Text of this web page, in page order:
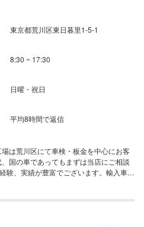
東京都荒川区東日暮里1-5-1
8:30 ~ 17:30
日曜・祝日
平均8時間で返信
は荒川区にて車検・板金を中心にお客
国の車であってもまずは当店にご相談
験、実績が豊富でございます。輸入車の
満足いただけるよう、責任を持ってご